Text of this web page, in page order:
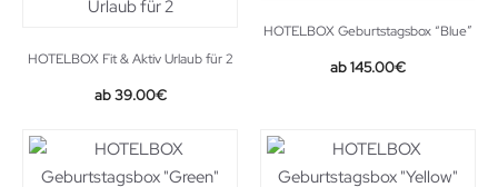
HOTELBOX Fit & Aktiv Urlaub für 2
39.00€
HOTELBOX Geburtstagsbox “Blue”
145.00€